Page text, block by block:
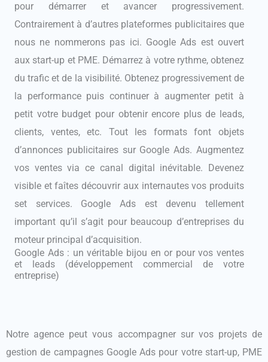
pour démarrer et avancer progressivement.
Contrairement à d’autres plateformes publicitaires que
nous ne nommerons pas ici. Google Ads est ouvert
aux start-up et PME. Démarrez à votre rythme, obtenez
du trafic et de la visibilité. Obtenez progressivement de
la performance puis continuer à augmenter petit à
petit votre budget pour obtenir encore plus de leads,
clients, ventes, etc. Tout les formats font objets
d’annonces publicitaires sur Google Ads. Augmentez
vos ventes via ce canal digital inévitable. Devenez
visible et faîtes découvrir aux internautes vos produits
set services. Google Ads est devenu tellement
important qu’il s’agit pour beaucoup d’entreprises du
moteur principal d’acquisition.
Google Ads : un véritable bijou en or pour vos ventes
et leads (développement commercial de votre
entreprise)
Notre agence peut vous accompagner sur vos projets de
gestion de campagnes Google Ads pour votre start-up, PME